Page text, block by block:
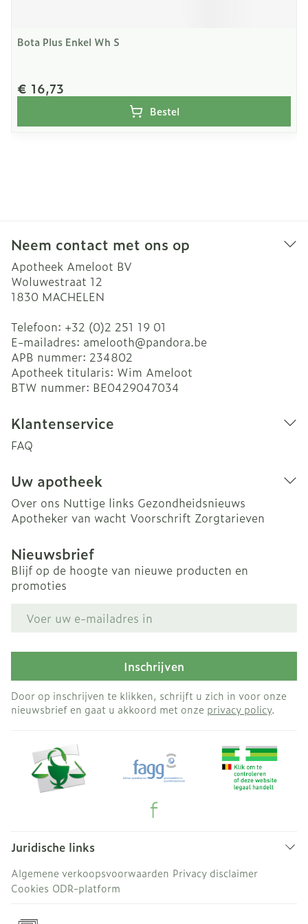
Bota Plus Enkel Wh S
€ 16,73
Bestel
Neem contact met ons op
Apotheek Ameloot BV
Woluwestraat 12
1830 MACHELEN
Telefoon: +32 (0)2 251 19 01
E-mailadres: amelooth@pandora.be
APB nummer: 234802
Apotheek titularis: Wim Ameloot
BTW nummer: BE0429047034
Klantenservice
FAQ
Uw apotheek
Over ons Nuttige links Gezondheidsnieuws
Apotheker van wacht Voorschrift Zorgtarieven
Nieuwsbrief
Blijf op de hoogte van nieuwe producten en
promoties
Inschrijven
Door op inschrijven te klikken, schrijft u zich in voor onze
nieuwsbrief en gaat u akkoord met onze privacy policy.
Juridische links
Algemene verkoopsvoorwaarden Privacy disclaimer
Cookies ODR-platform